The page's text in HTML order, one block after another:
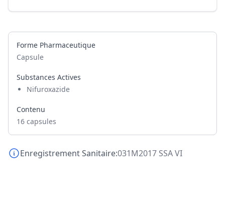
Forme Pharmaceutique
Capsule
Substances Actives
Nifuroxazide
Contenu
16 capsules
Enregistrement Sanitaire:031M2017 SSA VI